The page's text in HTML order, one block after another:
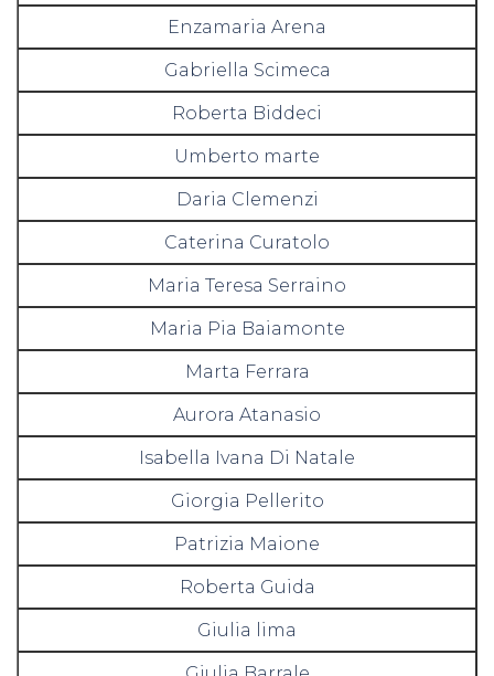
Enzamaria Arena
Gabriella Scimeca
Roberta Biddeci
Umberto marte
Daria Clemenzi
Caterina Curatolo
Maria Teresa Serraino
Maria Pia Baiamonte
Marta Ferrara
Aurora Atanasio
Isabella Ivana Di Natale
Giorgia Pellerito
Patrizia Maione
Roberta Guida
Giulia lima